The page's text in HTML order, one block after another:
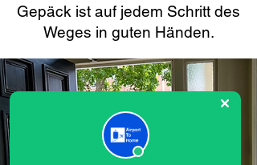
Gepäck ist auf jedem Schritt des
Weges in guten Händen.